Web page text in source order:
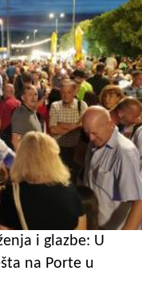
i glazbe: U
na Porte u